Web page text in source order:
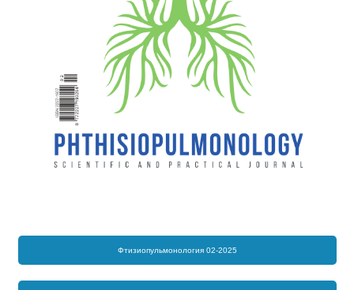
Фтизиопульмонология 02-2025